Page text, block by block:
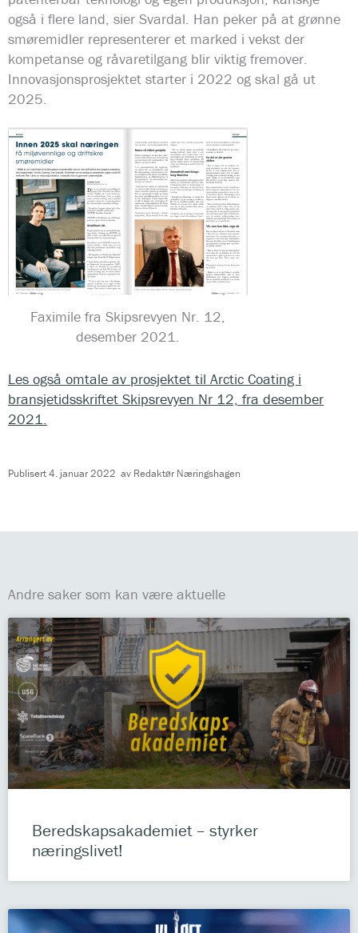
også i flere land, sier Svardal. Han peker på at grønne
smøremidler representerer et marked i vekst der
kompetanse og råvaretilgang blir viktig fremover.
Innovasjonsprosjektet starter i 2022 og skal gå ut
2025.
Faximile fra Skipsrevyen Nr. 12,
desember 2021.
Les også omtale av prosjektet til Arctic Coating i
bransjetidsskriftet Skipsrevyen Nr 12, fra desember
2021.
Publisert4. januar 2022 av Redaktør Næringshagen
Andre saker som kan være aktuelle
Beredskapsakademiet – styrker
næringslivet!